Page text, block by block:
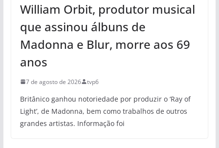
William Orbit, produtor musical
que assinou álbuns de
Madonna e Blur, morre aos 69
anos
7 de agosto de 2026 tvp6
Britânico ganhou notoriedade por produzir o ‘Ray of
Light’, de Madonna, bem como trabalhos de outros
grandes artistas. Informação foi